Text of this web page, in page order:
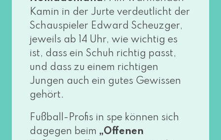
Kamin in der Jurte ver­deut­licht der
Schauspieler Edward Scheuzger,
jeweils ab 14 Uhr, wie wich­tig es
ist, dass ein Schuh rich­tig passt,
und dass zu einem rich­ti­gen
Jungen auch ein gutes Gewissen
gehört.
Fußball-Profis in spe kön­nen sich
dage­gen beim „Offenen